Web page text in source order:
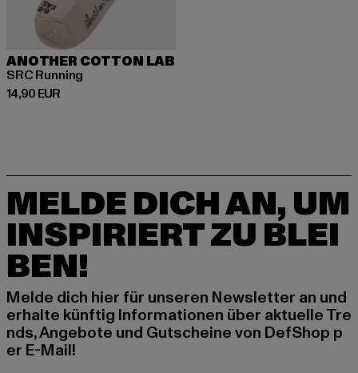
ANOTHER COTTON LAB
SRC Running
14,90 EUR
Derzeitiger Preis: 14,90 EUR
MELDE DICH AN, UM
INSPIRIERT ZU BLEI
BEN!
Melde dich hier für unseren Newsletter an und
erhalte künftig Informationen über aktuelle Tre
nds, Angebote und Gutscheine von DefShop p
er E-Mail!